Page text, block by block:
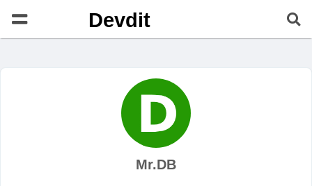
Devdit
Mr.DB